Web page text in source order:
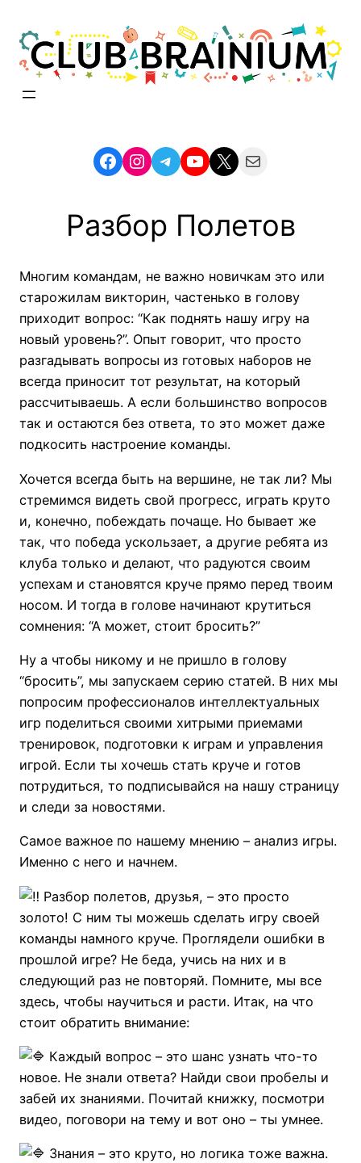
content
Facebook
Instagram
Telegram
YouTube
X Mail
Разбор Полетов
Многим командам, не важно новичкам это или
старожилам викторин, частенько в голову
приходит вопрос: “Как поднять нашу игру на
новый уровень?”. Опыт говорит, что просто
разгадывать вопросы из готовых наборов не
всегда приносит тот результат, на который
рассчитываешь. А если большинство вопросов
так и остаются без ответа, то это может даже
подкосить настроение команды.
Хочется всегда быть на вершине, не так ли? Мы
стремимся видеть свой прогресс, играть круто
и, конечно, побеждать почаще. Но бывает же
так, что победа ускользает, а другие ребята из
клуба только и делают, что радуются своим
успехам и становятся круче прямо перед твоим
носом. И тогда в голове начинают крутиться
сомнения: “А может, стоит бросить?”
Ну а чтобы никому и не пришло в голову
“бросить”, мы запускаем серию статей. В них мы
попросим профессионалов интеллектуальных
игр поделиться своими хитрыми приемами
тренировок, подготовки к играм и управления
игрой. Если ты хочешь стать круче и готов
потрудиться, то подписывайся на нашу страницу
и следи за новостями.
Самое важное по нашему мнению – анализ игры.
Именно с него и начнем.
Разбор полетов, друзья, – это просто
золото! С ним ты можешь сделать игру своей
команды намного круче. Проглядели ошибки в
прошлой игре? Не беда, учись на них и в
следующий раз не повторяй. Помните, мы все
здесь, чтобы научиться и расти. Итак, на что
стоит обратить внимание:
Каждый вопрос – это шанс узнать что-то
новое. Не знали ответа? Найди свои пробелы и
забей их знаниями. Почитай книжку, посмотри
видео, поговори на тему и вот оно – ты умнее.
Знания – это круто, но логика тоже важна.